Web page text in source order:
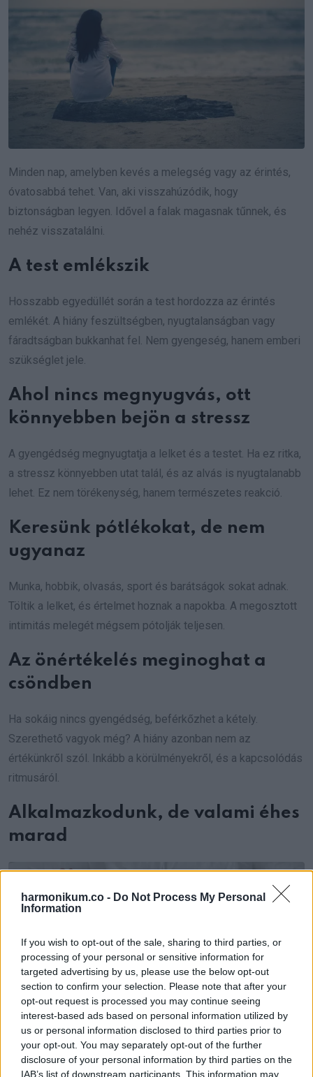
harmonikum.co - Do Not Process My Personal
Information
If you wish to opt-out of the sale, sharing to third parties, or
processing of your personal or sensitive information for
targeted advertising by us, please use the below opt-out
section to confirm your selection. Please note that after your
opt-out request is processed you may continue seeing
interest-based ads based on personal information utilized by
us or personal information disclosed to third parties prior to
your opt-out. You may separately opt-out of the further
disclosure of your personal information by third parties on the
IAB’s list of downstream participants. This information may
Minden nap, amelyben kevés a melegség vagy az érintés,
óvatosabbá tehet. Van, aki visszahúzódik, hogy
biztonságban legyen. Idővel a falak magasnak tűnnek, és
nehéz visszatalálni.
A test emlékszik
Hosszabb egyedüllét során a test hordozza az érintés
emlékét. A hiány feszültségben, nyugtalanságban vagy
fáradtságban bukkanhat fel. Nem gyengeség, hanem emberi
szükséglet jele.
Ahol nincs megnyugvás, ott
könnyebben bejön a stressz
A gyengédség megnyugtatja a lelket és a testet. Ha ez ritka,
a stressz könnyebben utat talál, és az alvás is nyugtalanabb
lehet. Ez nem törékenység, hanem természetes reakció.
Keresünk pótlékokat, de nem
ugyanaz
Munka, hobbik, olvasás, sport és barátságok sokat adnak.
Töltik a lelket, és értelmet hoznak a napokba. A megosztott
intimitás melegét mégsem pótolják teljesen.
Az önértékelés meginoghat a
csöndben
Ha sokáig nincs gyengédség, beférkőzhet a kétely.
Szerethető vagyok még? A hiány azonban nem az
értékünkről szól. Inkább a körülményekről, és a kapcsolódás
ritmusáról.
Alkalmazkodunk, de valami éhes
marad